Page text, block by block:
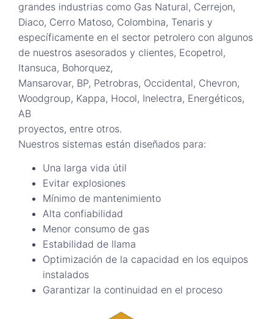
grandes industrias como Gas Natural, Cerrejon,
Diaco, Cerro Matoso, Colombina, Tenaris y
específicamente en el sector petrolero con algunos
de nuestros asesorados y clientes, Ecopetrol,
Itansuca, Bohorquez,
Mansarovar, BP, Petrobras, Occidental, Chevron,
Woodgroup, Kappa, Hocol, Inelectra, Energéticos,
AB
proyectos, entre otros.
Nuestros sistemas están diseñados para:
Una larga vida útil
Evitar explosiones
Mínimo de mantenimiento
Alta confiabilidad
Menor consumo de gas
Estabilidad de llama
Optimización de la capacidad en los equipos
instalados
Garantizar la continuidad en el proceso